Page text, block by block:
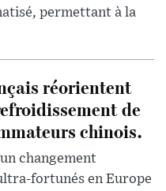
permettant à la
réorientent
de
chinois.
changement
fortunés en Europe